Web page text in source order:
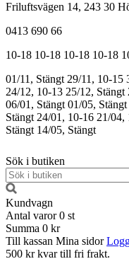
Friluftsvägen 14, 243 30
0413 690 66
10-18 10-18 10-18 10-18
01/11, Stängt 29/11, 10-15
24/12, 10-13 25/12, Stängt
06/01, Stängt 01/05, Stängt
Stängt 24/01, 10-16 21/04,
Stängt 14/05, Stängt
Sök i butiken
Kundvagn
Antal varor 0 st
Summa 0 kr
Till kassan Mina sidor
500 kr kvar till fri frakt.